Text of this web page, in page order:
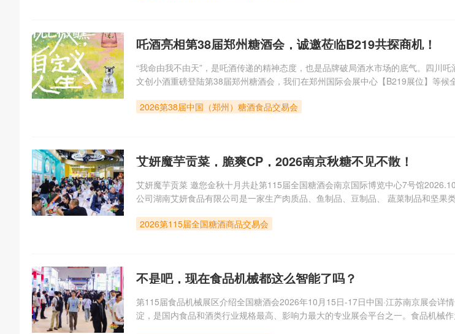
吒酒亮相第38届郑州糖酒会，诚邀莅临B219共探商机！
“我命由我不由天”，是吒酒传递的精神态度，也是品牌破局酒水市场的底气。四川
文创小酒重磅登陆第38届郑州糖酒会，我们在郑州国际会展中心【B219展位】等候
会，吒酒旗下全线明星产品集中亮相，
2026第38届中国（郑州）糖酒食品交易会
艾妍魔芋贡菜，脆爽CP，2026南京秋糖不见不散！
艾妍魔芋贡菜 邀您金秋十月共赴第115届全国糖酒会南京国际博览中心7号馆
公司湖南艾妍食品有限公司是一家生产肉质品、鱼制品、豆制品、 蔬菜制品和坚果
湘食文化“辣、鲜、
2026第115届全国糖酒商品交易会
不是吧，现在食品机械都这么智能了吗？
第115届食品机械展区介绍全国糖酒会2026年10月15日-17日中国·江苏南京展会详
淀，是国内食品和酒类行业规格最高、影响力最大的专业展会平台之一。食品机械